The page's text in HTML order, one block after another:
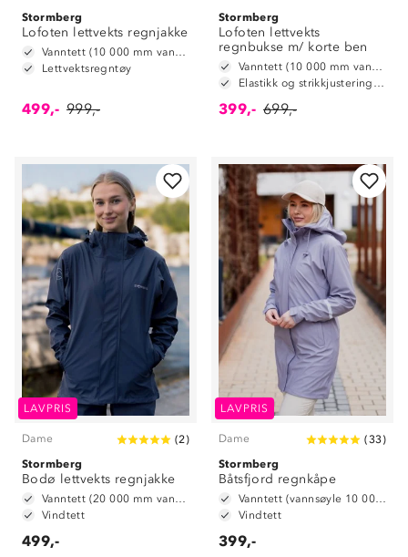
Stormberg
Lofoten lettvekts regnjakke
Vanntett (10 000 mm vannsøyle)
Lettvektsregntøy
499,- 999,-
Stormberg
Lofoten lettvekts
regnbukse m/ korte ben
Vanntett (10 000 mm vannsøyle)
Elastikk og strikkjustering i livet
399,- 699,-
LAVPRIS
Dame (2)
Stormberg
Bodø lettvekts regnjakke
Vanntett (20 000 mm vannsøyle)
Vindtett
499,-
LAVPRIS
Dame (33)
Stormberg
Båtsfjord regnkåpe
Vanntett (vannsøyle 10 000 mm)
Vindtett
399,-